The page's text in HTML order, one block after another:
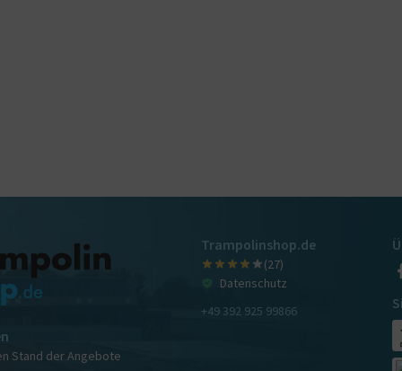
Stand der Angebote
Trampolinshop.de
(27)
Datenschutz
+49 392 925 99866